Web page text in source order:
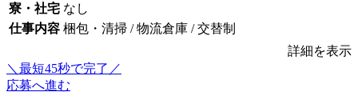
寮・社宅 なし
仕事内容 梱包・清掃 / 物流倉庫 / 交替制
詳細を表示
＼最短45秒で完了／
応募へ進む